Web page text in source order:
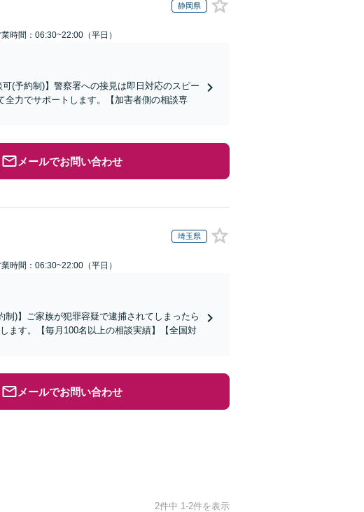
静岡県
時間：06:30~22:00（平日）
(予約制)】警察署への接見は即日対応のスピー
全力でサポートします。【加害者側の相談専
メールでお問い合わせ
埼玉県
時間：06:30~22:00（平日）
制)】ご家族が犯罪容疑で逮捕されてしまったら
ます。【毎月100名以上の相談実績】【全国対
メールでお問い合わせ
2件中 1-2件を表示